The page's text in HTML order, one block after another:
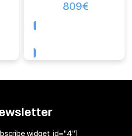
809€
widget_id="4"]